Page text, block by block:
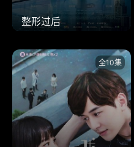
整形过后
全10集